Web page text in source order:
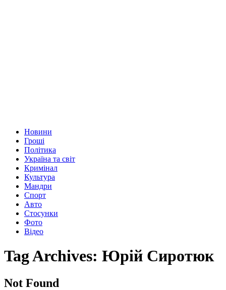
Новини
Гроші
Політика
Україна та світ
Кримінал
Культура
Мандри
Спорт
Авто
Стосунки
Фото
Відео
Tag Archives: Юрій Сиротюк
Not Found